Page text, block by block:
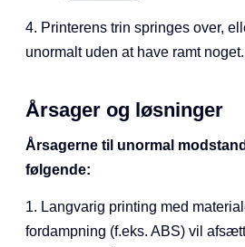
4. Printerens trin springes over,
unormalt uden at have ramt noget.
Årsager og løsninger
Årsagerne til unormal
følgende:
1. Langvarig printing med
fordampning (f.eks. ABS) vil